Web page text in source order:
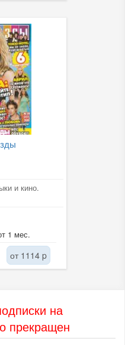
и кино.
1 мес.
от 1114 p
на
прекращен